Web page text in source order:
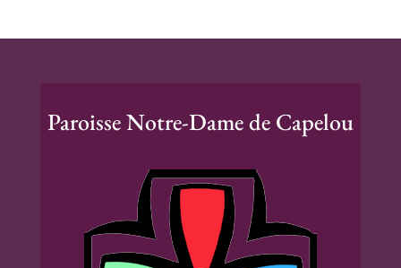
Paroisse Notre-Dame de Capelou